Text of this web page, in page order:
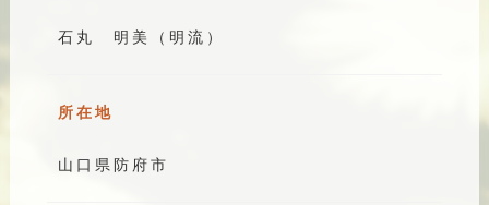
石丸 明美（明流）
所在地
山口県防府市